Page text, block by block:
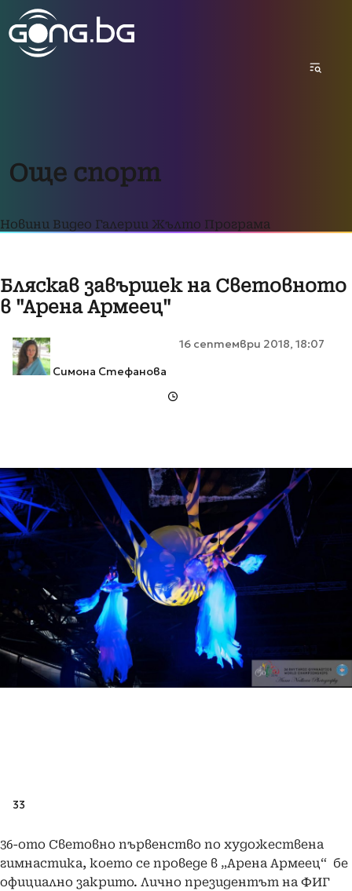
Още спорт
Новини Видео Галерии Жълто Програма
Бляскав завършек на Световното
в "Арена Армеец"
Симона Стефанова
16 септември 2018, 18:07
33
36-ото Световно първенство по художествена
гимнастика, което се проведе в „Арена Армеец“ бе
официално закрито. Лично президентът на ФИГ